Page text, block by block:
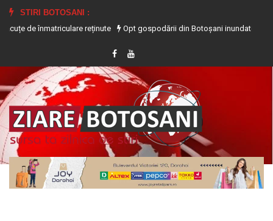
STIRI BOTOSANI :
reținute
Opt gospodării din Botoșani inundate în urma